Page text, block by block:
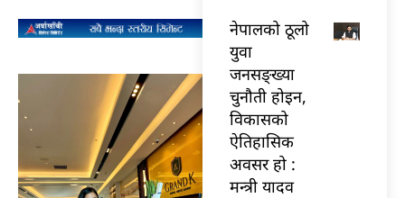
नेपालको ठूलो
युवा
जनसङ्ख्या
चुनौती होइन,
विकासको
ऐतिहासिक
अवसर हो :
मन्त्री यादव